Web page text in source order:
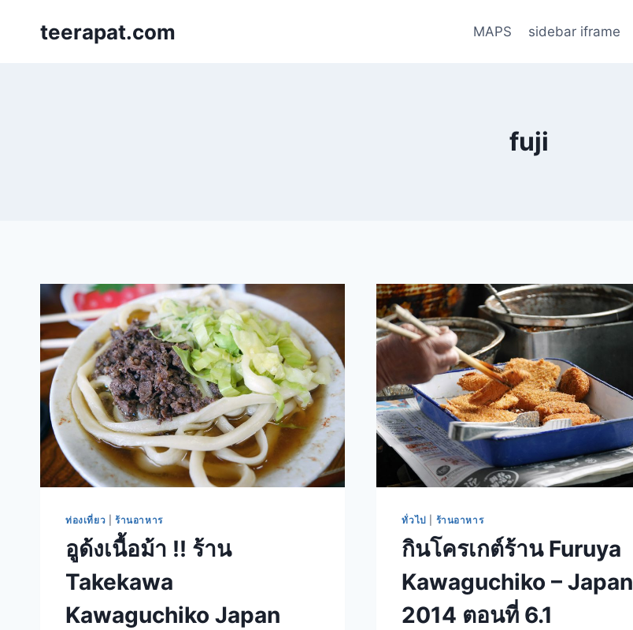
teerapat.com MAPS sidebar iframe
fuji
ท่องเที่ยว ร้านอาหาร
อูด้งเนื้อม้า !! ร้าน
Takekawa
Kawaguchiko Japan
ทั่วไป ร้านอาหาร
กินโครเกต์ร้าน Furuya
Kawaguchiko – Japan
2014 ตอนที่ 6.1